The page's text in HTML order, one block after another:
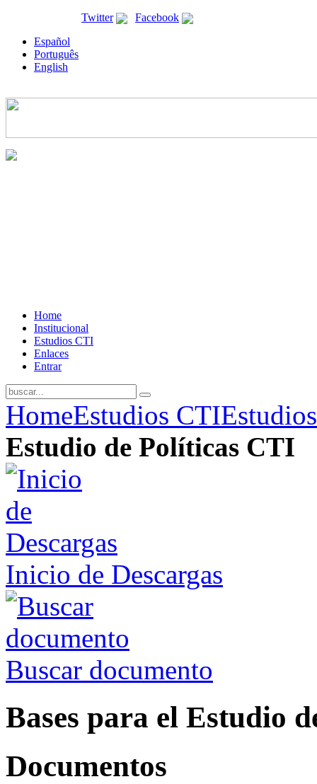
Twitter Facebook
Español
Português
English
Home
Institucional
Estudios CTI
Enlaces
Entrar
HomeEstudios CTI
Estudio de Políticas CTI
Inicio de Descargas
Buscar documento
Bases para el Estudio
Documentos